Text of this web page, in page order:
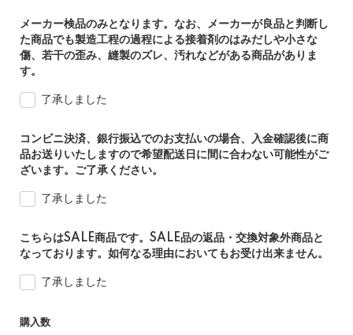
メーカー検品のみとなります。なお、メーカーが良品と判断し
た商品でも製造工程の過程による接着剤のはみだしや小さな
傷、若干の歪み、縫製のズレ、汚れなどがある商品がありま
す。
了承しました
コンビニ決済、銀行振込でのお支払いの場合、入金確認後に商
品お送りいたしますので希望配送日に間に合わない可能性がご
ざいます。ご了承ください。
了承しました
こちらはSALE商品です。SALE品の返品・交換対象外商品と
なっております。如何なる理由においてもお受け出来ません。
了承しました
購入数